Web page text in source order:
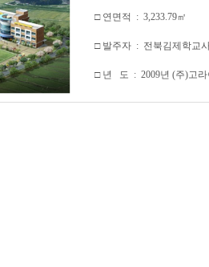
□ 연면적 : 3,233.79㎡
□ 발주자 : 전북김제학교
□ 년 도 : 2009년 (주)고라